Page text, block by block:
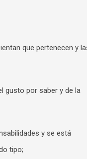
que pertenecen y
gusto por saber y de la
y se está
tipo;